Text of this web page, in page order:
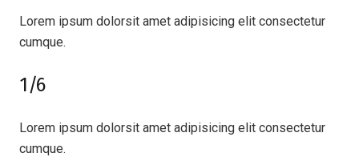
Lorem ipsum dolorsit amet adipisicing elit consectetur
cumque.
1/6
Lorem ipsum dolorsit amet adipisicing elit consectetur
cumque.